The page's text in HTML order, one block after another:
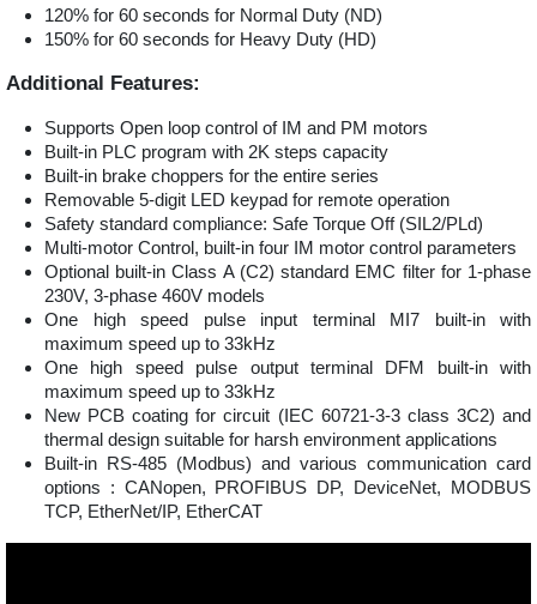
120% for 60 seconds for Normal Duty (ND)
150% for 60 seconds for Heavy Duty (HD)
Additional Features:
Supports Open loop control of IM and PM motors
Built-in PLC program with 2K steps capacity
Built-in brake choppers for the entire series
Removable 5-digit LED keypad for remote operation
Safety standard compliance: Safe Torque Off (SIL2/PLd)
Multi-motor Control, built-in four IM motor control parameters
Optional built-in Class A (C2) standard EMC filter for 1-phase
230V, 3-phase 460V models
One high speed pulse input terminal MI7 built-in with
maximum speed up to 33kHz
One high speed pulse output terminal DFM built-in with
maximum speed up to 33kHz
New PCB coating for circuit (IEC 60721-3-3 class 3C2) and
thermal design suitable for harsh environment applications
Built-in RS-485 (Modbus) and various communication card
options : CANopen, PROFIBUS DP, DeviceNet, MODBUS
TCP, EtherNet/IP, EtherCAT